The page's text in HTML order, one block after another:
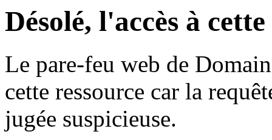
Désolé, l'accès à
Le pare-feu web de
cette ressource car la
jugée suspicieuse.